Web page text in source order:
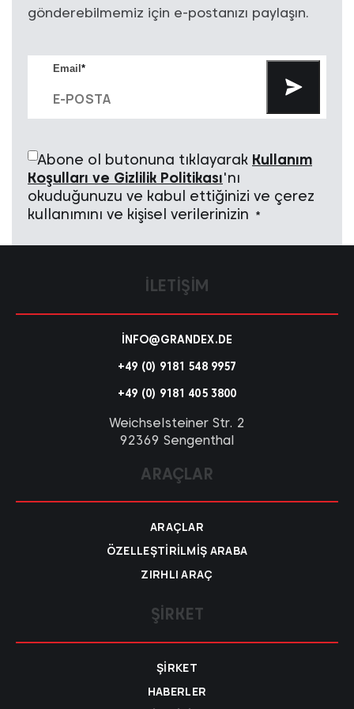
gönderebilmemiz için e-postanızı paylaşın.
Email *
Abone ol butonuna tıklayarak Kullanım
Koşulları ve Gizlilik Politikası'nı
okuduğunuzu ve kabul ettiğinizi ve çerez
kullanımını ve kişisel verilerinizin
*
İLETIŞIM
INFO@GRANDEX.DE
+49 (0) 9181 548 9957
+49 (0) 9181 405 3800
Weichselsteiner Str. 2
92369 Sengenthal
ARAÇLAR
ARAÇLAR
ÖZELLEŞTIRILMIŞ ARABA
ZIRHLI ARAÇ
ŞIRKET
ŞIRKET
HABERLER